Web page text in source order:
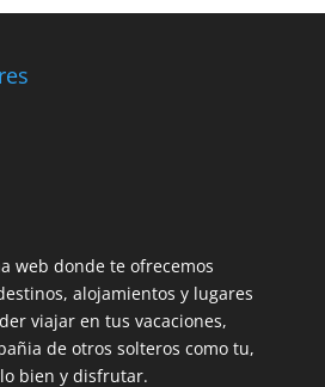
web donde te ofrecemos
alojamientos y lugares
viajar en tus vacaciones,
de otros solteros como tu,
bien y disfrutar.